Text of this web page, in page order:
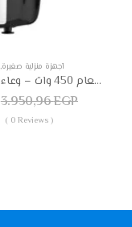
أجهزة منزلية صغيرة,
Tornado-محضرة طعام 450 وات – وعاء 1.5 لتر – أسود – FP-450T
3.950,96EGP
( 0 Reviews )